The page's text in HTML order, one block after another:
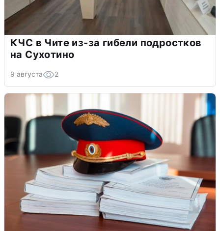
КЧС в Чите из-за гибели подростков
на Сухотино
9 августа 2